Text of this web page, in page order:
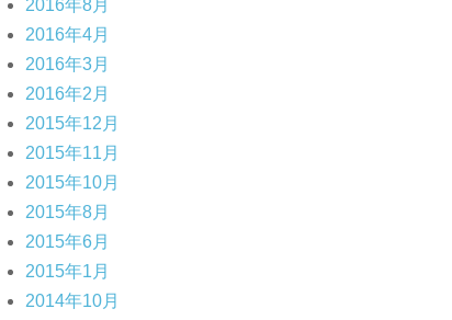
2016年8月
2016年4月
2016年3月
2016年2月
2015年12月
2015年11月
2015年10月
2015年8月
2015年6月
2015年1月
2014年10月